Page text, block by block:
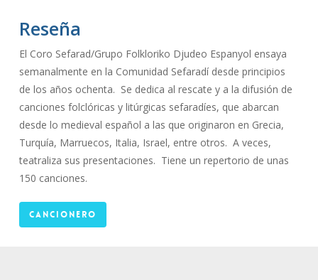
Reseña
El Coro Sefarad/Grupo Folkloriko Djudeo Espanyol ensaya
semanalmente en la Comunidad Sefaradí desde principios
de los años ochenta. Se dedica al rescate y a la difusión de
canciones folclóricas y litúrgicas sefaradíes, que abarcan
desde lo medieval español a las que originaron en Grecia,
Turquía, Marruecos, Italia, Israel, entre otros. A veces,
teatraliza sus presentaciones. Tiene un repertorio de unas
150 canciones.
Cancionero